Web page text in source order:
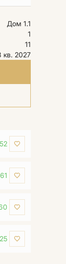
Дом 1.1
1
11
кв. 2027